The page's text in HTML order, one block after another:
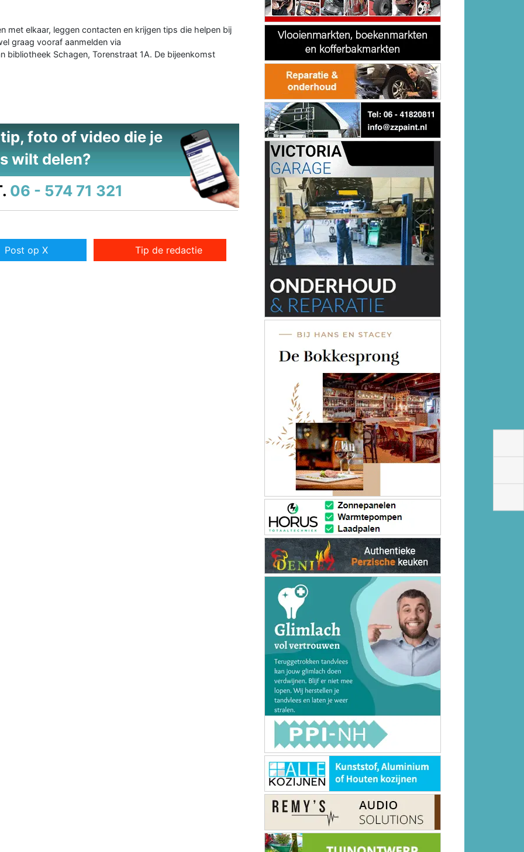
met elkaar, leggen contacten en krijgen tips die helpen bij
graag vooraf aanmelden via
bibliotheek Schagen, Torenstraat 1A. De bijeenkomst
foto of video die je
wilt delen?
06 - 574 71 321
Post op X Tip de redactie